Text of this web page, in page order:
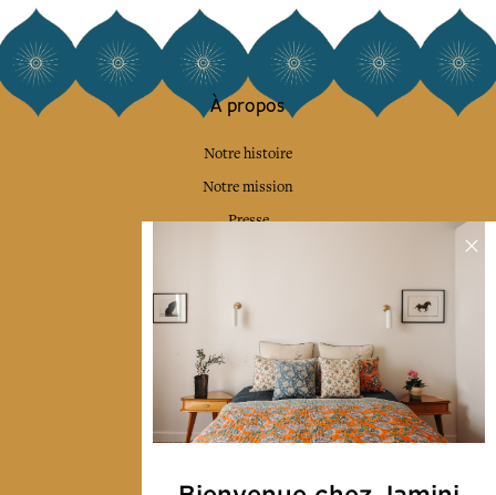
À propos
Notre histoire
Notre mission
Presse
Collections
Déco & Linge de maison
Linge de table
Sacs & pochettes